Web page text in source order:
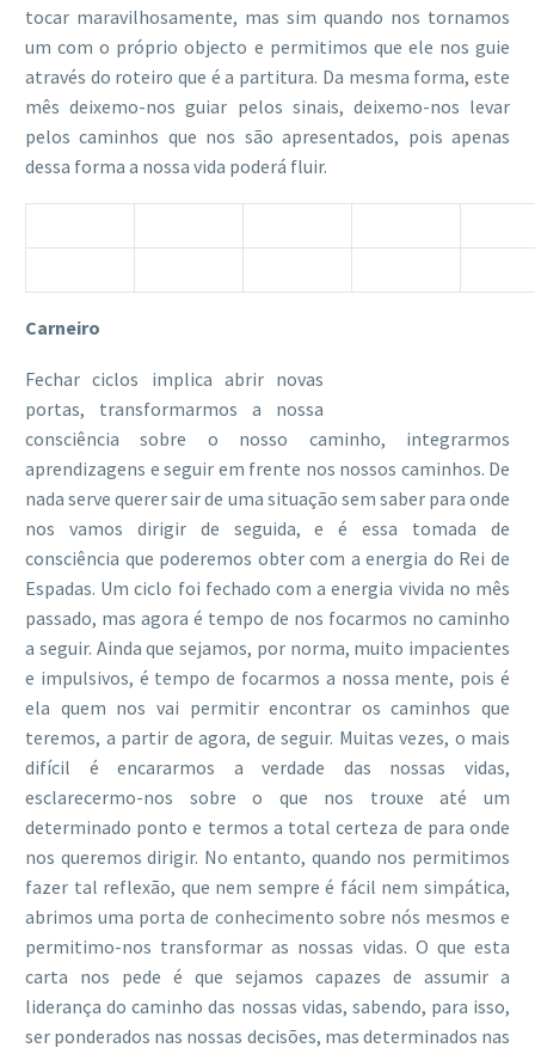
tocar maravilhosamente, mas sim quando nos tornamos
um com o próprio objecto e permitimos que ele nos guie
através do roteiro que é a partitura. Da mesma forma, este
mês deixemo-nos guiar pelos sinais, deixemo-nos levar
pelos caminhos que nos são apresentados, pois apenas
dessa forma a nossa vida poderá fluir.
Carneiro
Fechar ciclos implica abrir novas
portas, transformarmos a nossa
consciência sobre o nosso caminho, integrarmos
aprendizagens e seguir em frente nos nossos caminhos. De
nada serve querer sair de uma situação sem saber para onde
nos vamos dirigir de seguida, e é essa tomada de
consciência que poderemos obter com a energia do Rei de
Espadas. Um ciclo foi fechado com a energia vivida no mês
passado, mas agora é tempo de nos focarmos no caminho
a seguir. Ainda que sejamos, por norma, muito impacientes
e impulsivos, é tempo de focarmos a nossa mente, pois é
ela quem nos vai permitir encontrar os caminhos que
teremos, a partir de agora, de seguir. Muitas vezes, o mais
difícil é encararmos a verdade das nossas vidas,
esclarecermo-nos sobre o que nos trouxe até um
determinado ponto e termos a total certeza de para onde
nos queremos dirigir. No entanto, quando nos permitimos
fazer tal reflexão, que nem sempre é fácil nem simpática,
abrimos uma porta de conhecimento sobre nós mesmos e
permitimo-nos transformar as nossas vidas. O que esta
carta nos pede é que sejamos capazes de assumir a
liderança do caminho das nossas vidas, sabendo, para isso,
ser ponderados nas nossas decisões, mas determinados nas